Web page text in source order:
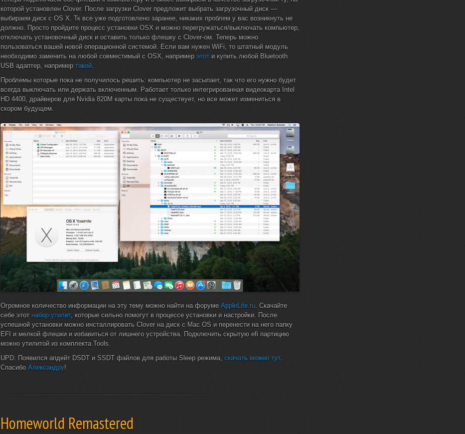
которой установлен Clover. После загрузки Clover предложит выбрать загрузочный диск —
выбираем диск с OS X. Тк все уже подготовлено заранее, никаких проблем у вас возникнуть не
должно. Просто пройдите процесс установки OSX и можно перегружаться/выключать компьютер,
отключать установочный диск и оставить только флешку с Clover-ом. Теперь можно
пользоваться вашей новой операционной системой. Если вам нужен WiFi, то штатный модуль
необходимо заменить на любой совместимый с OSX, например этот и купить любой Bluetooth
USB адаптер, например такой
Проблемы которые пока не получилось решить: компьютер не засыпает, так что его нужно будет
всегда выключать или держать включенным. Работает только интегрированная видеокарта Intel
HD 4400, драйверов для Nvidia 820M карты пока не существует, но все может измениться в
скором будущем.
Огромное количество информации на эту тему можно найти на форуме AppleLife.ru . Скачайте
себе этот набор утилит, которые сильно помогут в процессе установки и настройки. После
успешной установки можно инсталлировать Clover на диск с Mac OS и перенести на него папку
EFI и мелкой флешки и избавиться от лишнего устройства. Подключить скрытую efi партицию
можно утилитой из комплекта Tools.
UPD: Появился апдейт DSDT и SSDT файлов для работы Sleep режима, скачать можно тут.
Спасибо Александру!
Homeworld Remastered